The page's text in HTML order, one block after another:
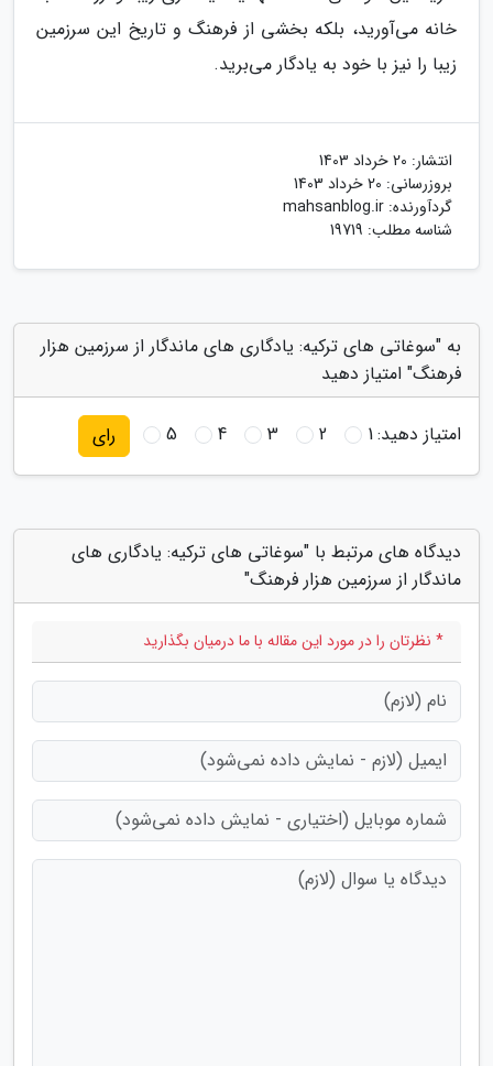
خانه می‌آورید، بلکه بخشی از فرهنگ و تاریخ این سرزمین
زیبا را نیز با خود به یادگار می‌برید.
انتشار: 20 خرداد 1403
بروزرسانی: 20 خرداد 1403
گردآورنده: mahsanblog.ir
شناسه مطلب: 19719
به "سوغاتی های ترکیه: یادگاری های ماندگار از سرزمین هزار
فرهنگ" امتیاز دهید
امتیاز دهید:1
2
3
4
5 رای
دیدگاه های مرتبط با "سوغاتی های ترکیه: یادگاری های
ماندگار از سرزمین هزار فرهنگ"
* نظرتان را در مورد این مقاله با ما درمیان بگذارید